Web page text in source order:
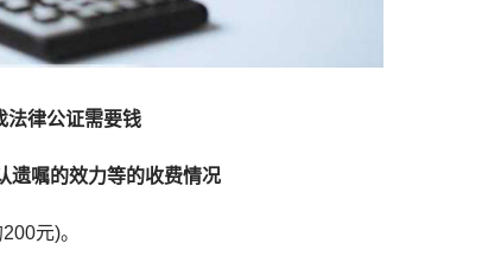
法律公证需要钱
遗嘱的效力等的收费情况
元)。